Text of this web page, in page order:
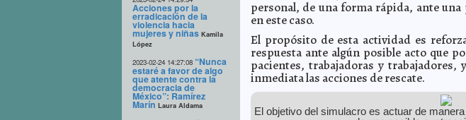
Acciones por la
erradicación de la
violencia hacia
mujeres y niñas Kamila
López
2023-02-24 14:27:08 “Nunca
estaré a favor de algo
que atente contra la
democracia de
México”: Ramírez
Marín Laura Aldama
personal, de una forma rápida, ante
en este caso.
El propósito de esta actividad es
respuesta ante algún posible acto que
pacientes, trabajadoras y trabajadores,
inmediata las acciones de rescate.
El objetivo del simulacro es actuar de